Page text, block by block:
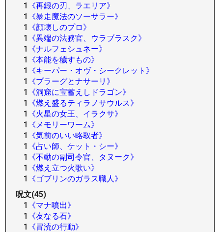
1
《再鍛の刃、ラエリア》
1
《暴走魔法のソーサラー》
1
《顔壊しのプロ》
1
《異端の法務官、ウラブラスク》
1
《ナルフェシュネー》
1
《本能を穢すもの》
1
《キーパー・オヴ・シークレット》
1
《プラーグとナサーリ》
1
《洞窟に宝蓄えしドラゴン》
1
《燃え盛るティラノサウルス》
1
《火星の女王、イラクサ》
1
《メモリーワーム》
1
《気前のいい略取者》
1
《占い師、ケット・シー》
1
《不動の副司令官、タヌーク》
1
《燃え立つ火歌い》
1
《ゴブリンのガラス職人》
呪文(45)
1
《マナ噴出》
1
《友なる石》
1
《冒涜の行動》